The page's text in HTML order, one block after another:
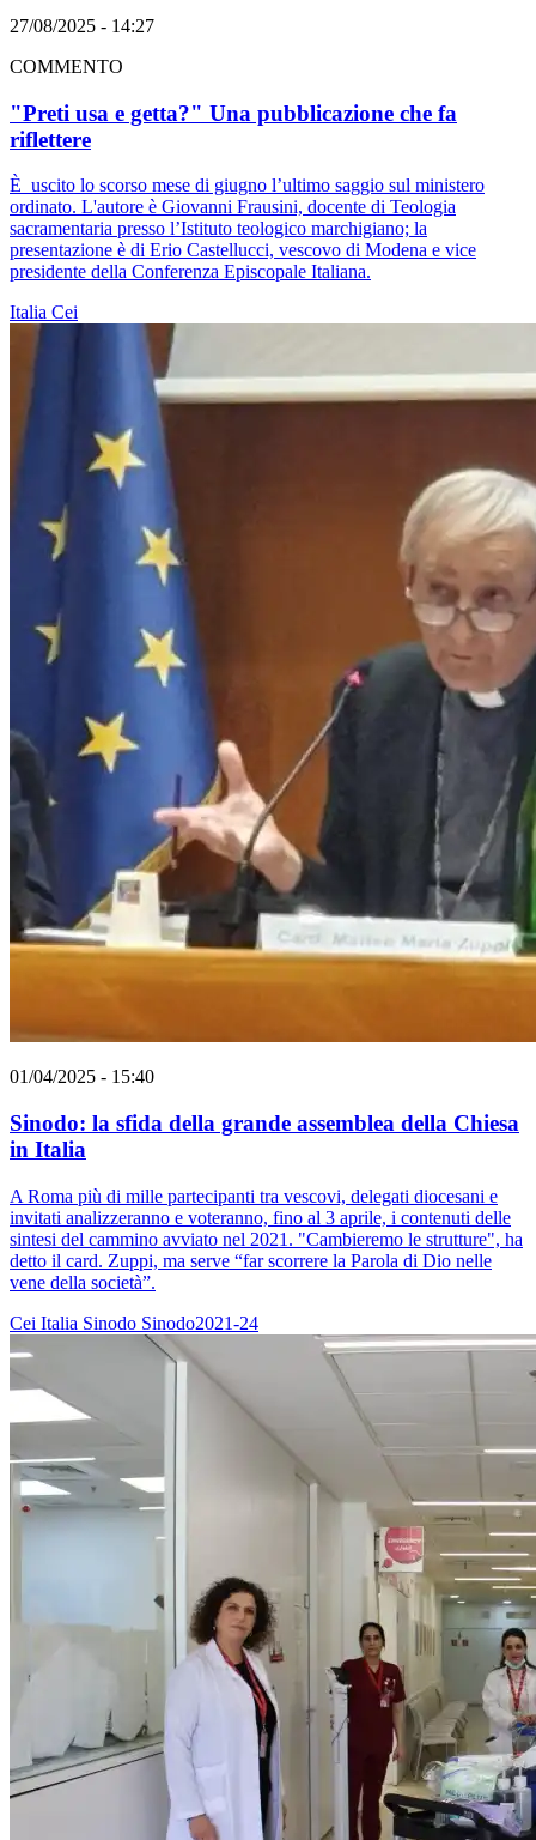
27/08/2025 - 14:27
COMMENTO
"Preti usa e getta?" Una pubblicazione che fa
riflettere
È uscito lo scorso mese di giugno l’ultimo saggio sul ministero
ordinato. L'autore è Giovanni Frausini, docente di Teologia
sacramentaria presso l’Istituto teologico marchigiano; la
presentazione è di Erio Castellucci, vescovo di Modena e vice
presidente della Conferenza Episcopale Italiana.
Italia Cei
01/04/2025 - 15:40
Sinodo: la sfida della grande assemblea della Chiesa
in Italia
A Roma più di mille partecipanti tra vescovi, delegati diocesani e
invitati analizzeranno e voteranno, fino al 3 aprile, i contenuti delle
sintesi del cammino avviato nel 2021. "Cambieremo le strutture", ha
detto il card. Zuppi, ma serve “far scorrere la Parola di Dio nelle
vene della società”.
Cei Italia Sinodo Sinodo2021-24